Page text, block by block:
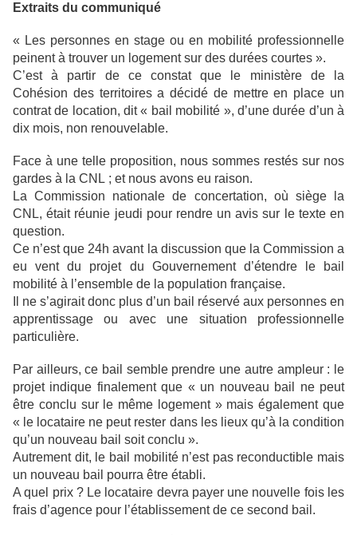
Extraits du communiqué
« Les personnes en stage ou en mobilité professionnelle
peinent à trouver un logement sur des durées courtes ».
C’est à partir de ce constat que le ministère de la
Cohésion des territoires a décidé de mettre en place un
contrat de location, dit « bail mobilité », d’une durée d’un à
dix mois, non renouvelable.
Face à une telle proposition, nous sommes restés sur nos
gardes à la CNL ; et nous avons eu raison.
La Commission nationale de concertation, où siège la
CNL, était réunie jeudi pour rendre un avis sur le texte en
question.
Ce n’est que 24h avant la discussion que la Commission a
eu vent du projet du Gouvernement d’étendre le bail
mobilité à l’ensemble de la population française.
Il ne s’agirait donc plus d’un bail réservé aux personnes en
apprentissage ou avec une situation professionnelle
particulière.
Par ailleurs, ce bail semble prendre une autre ampleur : le
projet indique finalement que « un nouveau bail ne peut
être conclu sur le même logement » mais également que
« le locataire ne peut rester dans les lieux qu’à la condition
qu’un nouveau bail soit conclu ».
Autrement dit, le bail mobilité n’est pas reconductible mais
un nouveau bail pourra être établi.
A quel prix ? Le locataire devra payer une nouvelle fois les
frais d’agence pour l’établissement de ce second bail.